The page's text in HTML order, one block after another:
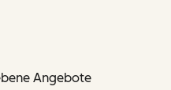
Angebote